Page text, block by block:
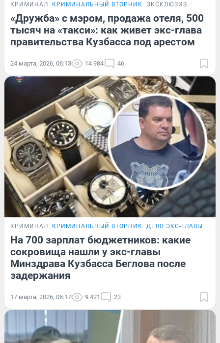
КРИМИНАЛ КРИМИНАЛЬНЫЙ ВТОРНИК ЭКСКЛЮЗИВ
«Дружба» с мэром, продажа отеля, 500
тысяч на «такси»: как живет экс-глава
правительства Кузбасса под арестом
24 марта, 2026, 06:13 14 984 46
КРИМИНАЛ КРИМИНАЛЬНЫЙ ВТОРНИК ДЕЛО ЭКС-ГЛАВЫ
На 700 зарплат бюджетников: какие
сокровища нашли у экс-главы
Минздрава Кузбасса Беглова после
задержания
17 марта, 2026, 06:17 9 421 23